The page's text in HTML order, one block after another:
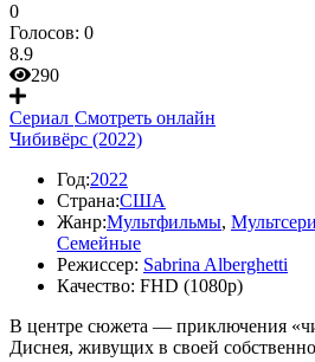
0
Голосов: 0
8.9
290
Сериал Смотреть онлайн
Чибивёрс (2022)
Год:2022
Страна:США
Жанр:Мультфильмы,
Семейные
Режиссер: Sabrina Alberghetti
Качество: FHD (1080p)
В центре сюжета — приключения
Диснея, живущих в своей